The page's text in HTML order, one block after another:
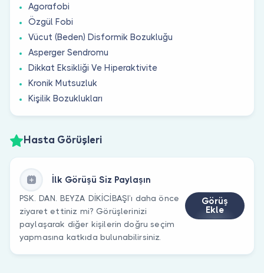
Agorafobi
Özgül Fobi
Vücut (Beden) Disformik Bozukluğu
Asperger Sendromu
Dikkat Eksikliği Ve Hiperaktivite
Kronik Mutsuzluk
Kişilik Bozuklukları
Hasta Görüşleri
İlk Görüşü Siz Paylaşın
PSK. DAN. BEYZA DİKİCİBAŞI’ı daha önce
ziyaret ettiniz mi? Görüşlerinizi
paylaşarak diğer kişilerin doğru seçim
yapmasına katkıda bulunabilirsiniz.
Görüş
Ekle